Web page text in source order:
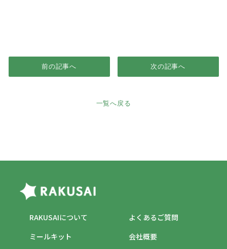
前の記事へ
一覧へ戻る
次の記事へ
RAKUSAIについて
ミールキット
よくあるご質問
会社概要